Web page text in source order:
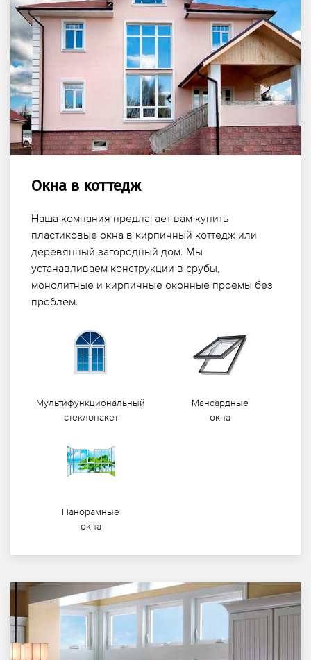
Окна в коттедж
Наша компания предлагает вам купить
пластиковые окна в кирпичный коттедж или
деревянный загородный дом. Мы
устанавливаем конструкции в срубы,
монолитные и кирпичные оконные проемы без
проблем.
Мультифункциональный
стеклопакет
Мансардные
окна
Панорамные
окна